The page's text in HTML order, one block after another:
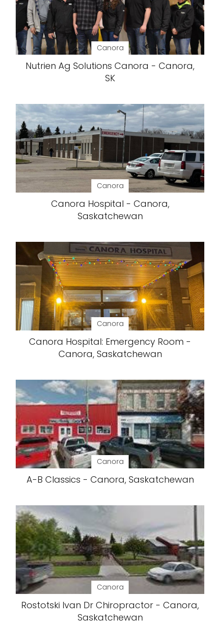
Canora
Nutrien Ag Solutions Canora - Canora,
SK
Canora
Canora Hospital - Canora,
Saskatchewan
Canora
Canora Hospital: Emergency Room -
Canora, Saskatchewan
Canora
A-B Classics - Canora, Saskatchewan
Canora
Rostotski Ivan Dr Chiropractor - Canora,
Saskatchewan